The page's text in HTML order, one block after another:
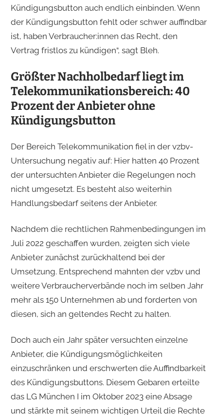
Kündigungsbutton auch endlich einbinden. Wenn
der Kündigungsbutton fehlt oder schwer auffindbar
ist, haben Verbraucher:innen das Recht, den
Vertrag fristlos zu kündigen“, sagt Bleh.
Größter Nachholbedarf liegt im
Telekommunikationsbereich: 40
Prozent der Anbieter ohne
Kündigungsbutton
Der Bereich Telekommunikation fiel in der vzbv-
Untersuchung negativ auf: Hier hatten 40 Prozent
der untersuchten Anbieter die Regelungen noch
nicht umgesetzt. Es besteht also weiterhin
Handlungsbedarf seitens der Anbieter.
Nachdem die rechtlichen Rahmenbedingungen im
Juli 2022 geschaffen wurden, zeigten sich viele
Anbieter zunächst zurückhaltend bei der
Umsetzung. Entsprechend mahnten der vzbv und
weitere Verbraucherverbände noch im selben Jahr
mehr als 150 Unternehmen ab und forderten von
diesen, sich an geltendes Recht zu halten.
Doch auch ein Jahr später versuchten einzelne
Anbieter, die Kündigungsmöglichkeiten
einzuschränken und erschwerten die Auffindbarkeit
des Kündigungsbuttons. Diesem Gebaren erteilte
das LG München I im Oktober 2023 eine Absage
und stärkte mit seinem wichtigen Urteil die Rechte